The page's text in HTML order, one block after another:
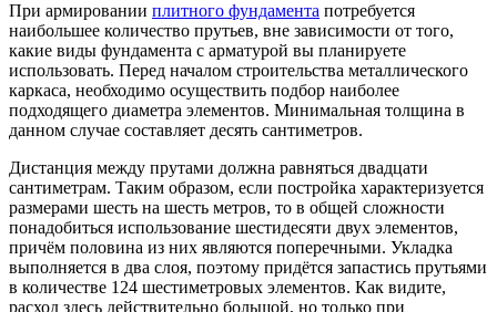
При армировании плитного фундамента потребуется
наибольшее количество прутьев, вне зависимости от того,
какие виды фундамента с арматурой вы планируете
использовать. Перед началом строительства металлического
каркаса, необходимо осуществить подбор наиболее
подходящего диаметра элементов. Минимальная толщина в
данном случае составляет десять сантиметров.
Дистанция между прутами должна равняться двадцати
сантиметрам. Таким образом, если постройка характеризуется
размерами шесть на шесть метров, то в общей сложности
понадобиться использование шестидесяти двух элементов,
причём половина из них являются поперечными. Укладка
выполняется в два слоя, поэтому придётся запастись прутьями
в количестве 124 шестиметровых элементов. Как видите,
расход здесь действительно большой, но только при